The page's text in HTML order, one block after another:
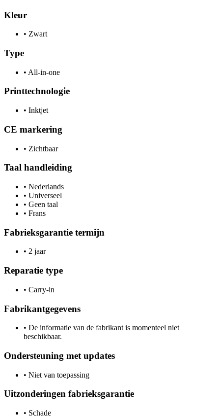
Kleur
• Zwart
Type
• All-in-one
Printtechnologie
• Inktjet
CE markering
• Zichtbaar
Taal handleiding
• Nederlands
• Universeel
• Geen taal
• Frans
Fabrieksgarantie termijn
• 2 jaar
Reparatie type
• Carry-in
Fabrikantgegevens
• De informatie van de fabrikant is momenteel niet
beschikbaar.
Ondersteuning met updates
• Niet van toepassing
Uitzonderingen fabrieksgarantie
• Schade